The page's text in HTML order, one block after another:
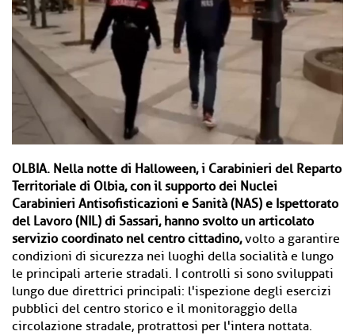
OLBIA. Nella notte di Halloween, i Carabinieri del Reparto
Territoriale di Olbia, con il supporto dei Nuclei
Carabinieri Antisofisticazioni e Sanità (NAS) e Ispettorato
del Lavoro (NIL) di Sassari, hanno svolto un articolato
servizio coordinato nel centro cittadino,volto a garantire
condizioni di sicurezza nei luoghi della socialità e lungo
le principali arterie stradali. I controlli si sono sviluppati
lungo due direttrici principali: l'ispezione degli esercizi
pubblici del centro storico e il monitoraggio della
circolazione stradale, protrattosi per l'intera nottata.